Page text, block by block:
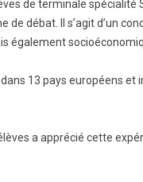
BTS
BTS Contrôle
de terminale
de débat. Il s’agit d’un
également
13 pays européens et
a apprécié cette